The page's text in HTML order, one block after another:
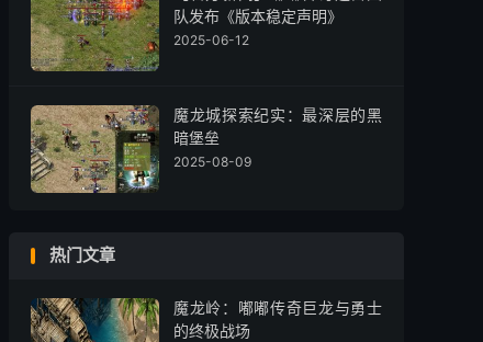
队发布《版本稳定声明》
2025-06-12
魔龙城探索纪实：最深层的黑
暗堡垒
2025-08-09
热门文章
魔龙岭：嘟嘟传奇巨龙与勇士
的终极战场